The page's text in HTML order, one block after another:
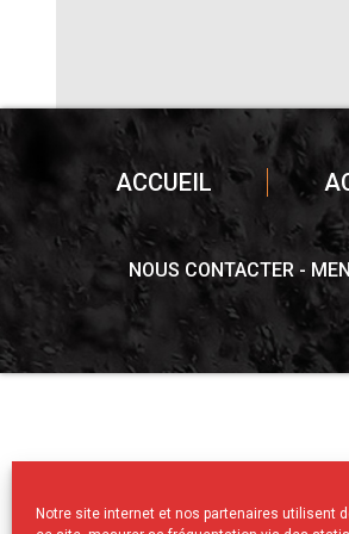
Notre site internet et nos partenaires utilisent
ACCUEIL
NOUS CONTACTER